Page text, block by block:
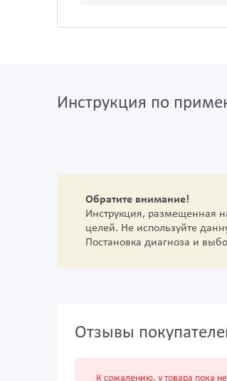
Инструкция по
Обратите внимание!
Инструкция, размещенная
целей. Не используйте
Постановка диагноза и
Отзывы
К сожалению, у товара пока